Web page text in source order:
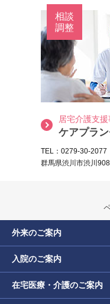
相談
調整
居宅介護支
ケアプラ
TEL：0279-30-2077
群馬県渋川市渋川
外来のご案内
入院のご案内
在宅医療・介護のご案内